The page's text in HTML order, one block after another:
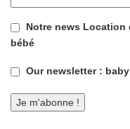
Notre news Location
bébé
Our newsletter :